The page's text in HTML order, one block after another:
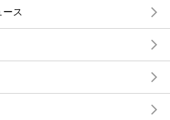
ース